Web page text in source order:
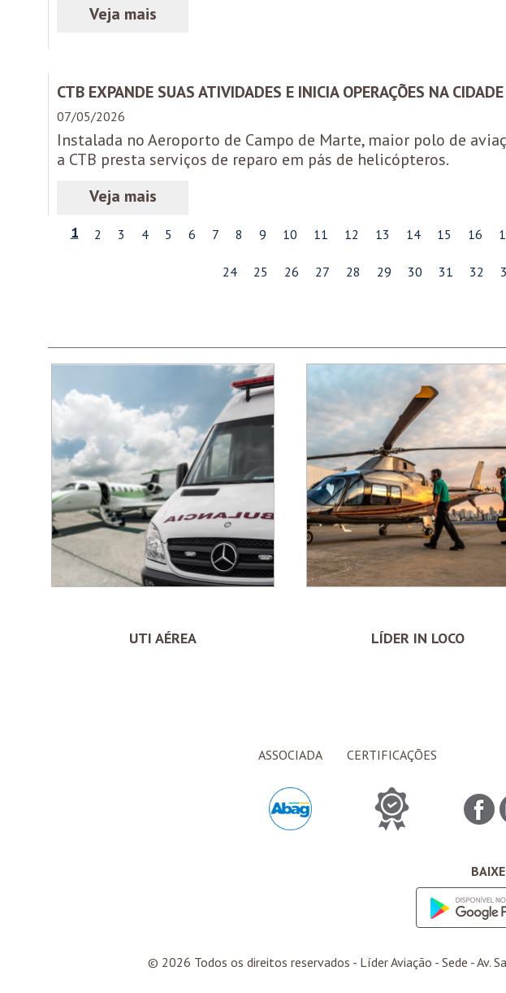
CTB EXPANDE SUAS ATIVIDADES E INICIA OPERAÇÕES NA
07/05/2026
Instalada no Aeroporto de Campo de Marte, maior polo de
a CTB presta serviços de reparo em pás de helicópteros.
1 2 3 4 5 6 7 8 9 10 11 12 13 14 15 16
24 25 26 27 28 29 30 31 32
UTI AÉREA LÍDER IN LOCO
ASSOCIADA CERTIFICAÇÕES
© 2026 Todos os direitos reservados - Líder Aviação - Sede - Av.